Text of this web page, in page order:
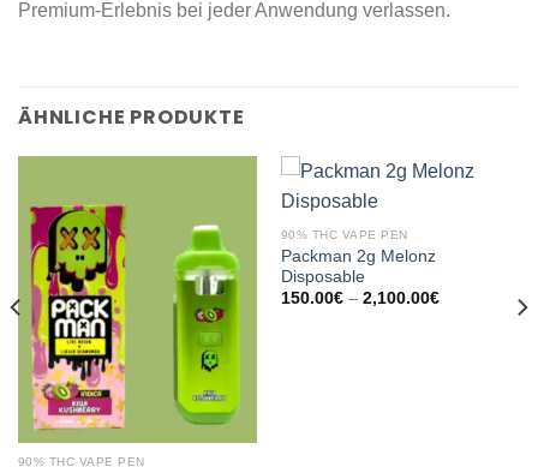
Premium-Erlebnis bei jeder Anwendung verlassen.
ÄHNLICHE PRODUKTE
90% THC VAPE PEN
90% THC VAPE PEN
Packman 2g Melonz
Disposable
150.00€ – 2,100.00€Preisspanne: